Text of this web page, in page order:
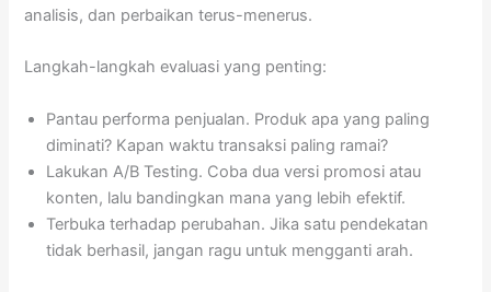
analisis, dan perbaikan terus-menerus.
Langkah-langkah evaluasi yang penting:
Pantau performa penjualan. Produk apa yang paling
diminati? Kapan waktu transaksi paling ramai?
Lakukan A/B Testing. Coba dua versi promosi atau
konten, lalu bandingkan mana yang lebih efektif.
Terbuka terhadap perubahan. Jika satu pendekatan
tidak berhasil, jangan ragu untuk mengganti arah.